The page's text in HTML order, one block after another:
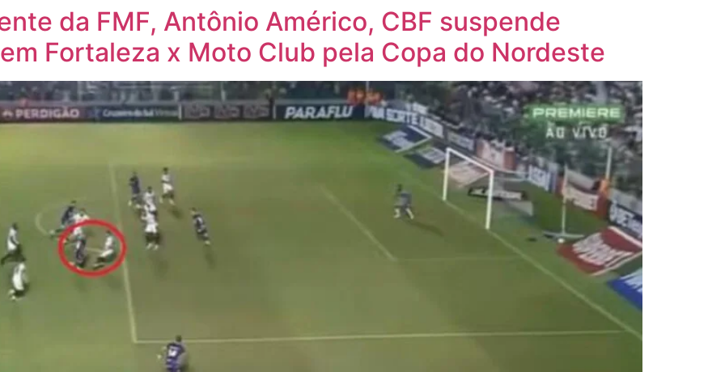
da FMF, Antônio Américo, CBF suspende
Fortaleza x Moto Club pela Copa do Nordeste